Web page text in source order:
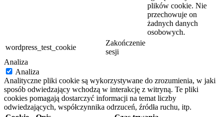
plików cookie. Nie
przechowuje on
żadnych danych
osobowych.
wordpress_test_cookie
Zakończenie
sesji
Analiza
Analiza
Analityczne pliki cookie są wykorzystywane do zrozumienia, w jaki
sposób odwiedzający wchodzą w interakcję z witryną. Te pliki
cookies pomagają dostarczyć informacji na temat liczby
odwiedzających, współczynnika odrzuceń, źródła ruchu, itp.